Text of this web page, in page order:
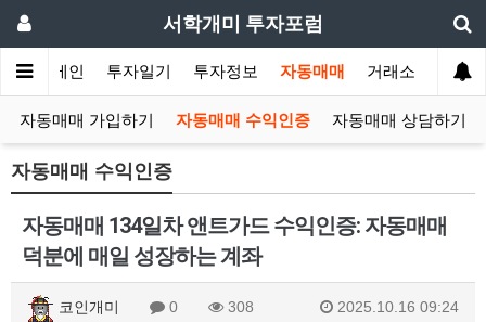
서학개미 투자포럼
메인 투자일기 투자정보 자동매매 거래소
자동매매 가입하기 자동매매 수익인증 자동매매 상담하기
자동매매 수익인증
자동매매 134일차 앤트가드 수익인증: 자동매매
덕분에 매일 성장하는 계좌
코인개미 0 308 2025.10.16 09:24